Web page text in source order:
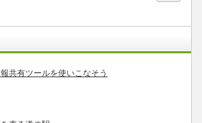
共有ツールを使いこなそう